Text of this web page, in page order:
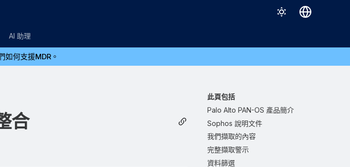
Italiano
AI 助理
如何支援MDR。
此頁包括
Palo Alto PAN-OS 產品簡介
Sophos 說明文件
我們擷取的內容
完整擷取警示
資料篩選
合